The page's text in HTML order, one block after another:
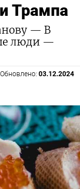
Трампа
— В
люди —
Обновлено: 03.12.2024